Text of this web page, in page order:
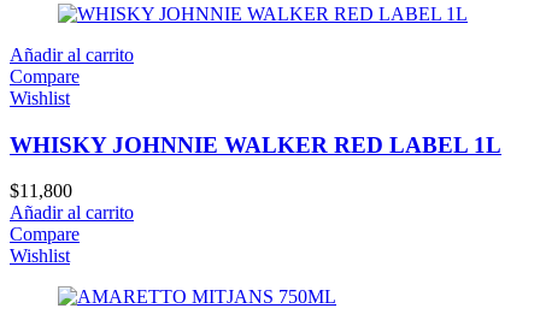
Añadir al carrito
Compare
Wishlist
WHISKY JOHNNIE WALKER RED LABEL 1L
$11,800
Añadir al carrito
Compare
Wishlist